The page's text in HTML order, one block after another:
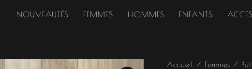
NOUVEAUTÉS FEMMES HOMMES ENFANTS
Accueil / Femmes /
quantité